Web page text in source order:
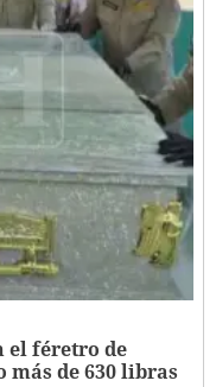
el féretro de
más de 630 libras